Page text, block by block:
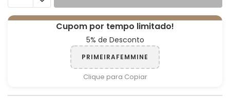
Cupom por tempo limitado!
5% de Desconto
PRIMEIRAFEMMINE
Clique para Copiar